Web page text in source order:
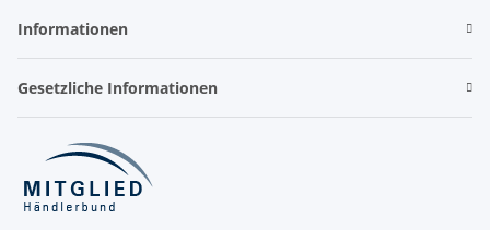
Informationen
Gesetzliche Informationen